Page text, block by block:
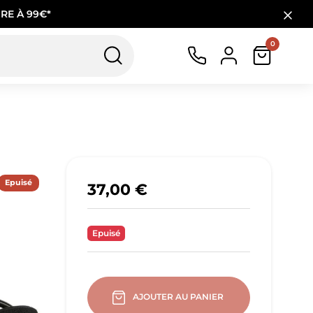
À 99€*
0
Epuisé 37,00 €
Epuisé
AJOUTER AU PANIER